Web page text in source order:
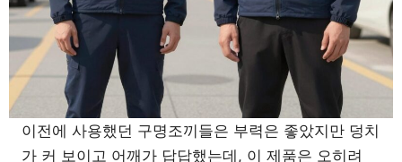
이전에 사용했던 구명조끼들은 부력은 좋았지만 덩치
가 커 보이고 어깨가 답답했는데, 이 제품은 오히려